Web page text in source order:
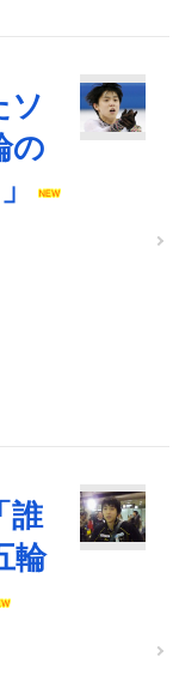
ソ
の
誰
輪